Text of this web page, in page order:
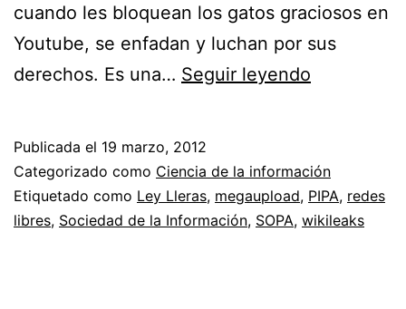
cuando les bloquean los gatos graciosos en
Youtube, se enfadan y luchan por sus
derechos. Es una… Seguir leyendo
a
la
Publicada el 19 marzo, 2012
Categorizado como Ciencia de la información
Etiquetado como Ley Lleras, megaupload, PIPA, redes
libres, Sociedad de la Información, SOPA, wikileaks